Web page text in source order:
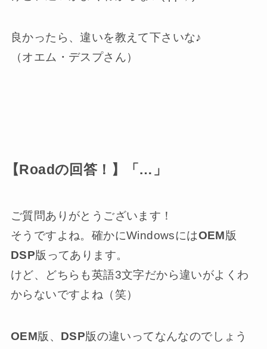
良かったら、違いを教えて下さいな♪
（オエム・デスプさん）
【Roadの回答！】「…」
ご質問ありがとうございます！
そうですよね。確かにWindowsにはOEM版
DSP版ってあります。
けど、どちらも英語3文字だから違いがよくわ
からないですよね（笑）
OEM版、 DSP版の違いってなんなのでしょう